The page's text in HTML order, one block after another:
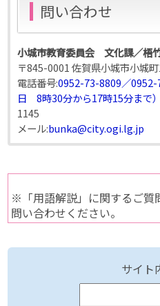
問い合わせ
小城市教育委員会 文化課／梧
〒845-0001 佐賀県小城市小城町
電話番号:0952-73-8809／0952-
日 8時30分から17時15分まで）
1145
メール:bunka@city.ogi.lg.jp
※「用語解説」に関するご質
問い合わせください。
サイト